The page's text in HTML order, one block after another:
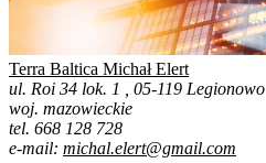
Terra Baltica Michał Elert
ul. Roi 34 lok. 1 , 05-119 Legionowo
woj. mazowieckie
tel. 668 128 728
e-mail: michal.elert@gmail.com